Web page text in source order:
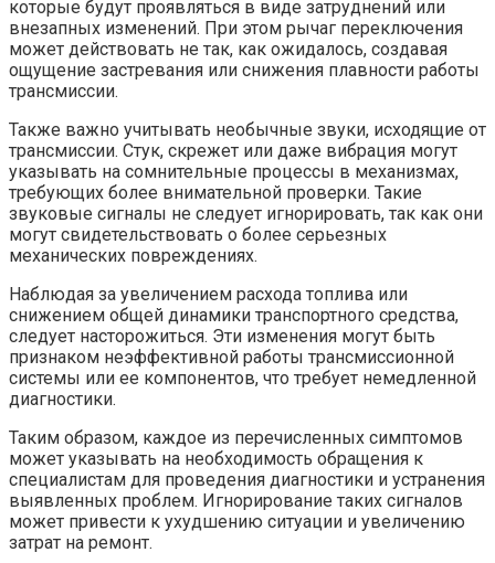
которые будут проявляться в виде затруднений или
внезапных изменений. При этом рычаг переключения
может действовать не так, как ожидалось, создавая
ощущение застревания или снижения плавности работы
трансмиссии.
Также важно учитывать необычные звуки, исходящие от
трансмиссии. Стук, скрежет или даже вибрация могут
указывать на сомнительные процессы в механизмах,
требующих более внимательной проверки. Такие
звуковые сигналы не следует игнорировать, так как они
могут свидетельствовать о более серьезных
механических повреждениях.
Наблюдая за увеличением расхода топлива или
снижением общей динамики транспортного средства,
следует насторожиться. Эти изменения могут быть
признаком неэффективной работы трансмиссионной
системы или ее компонентов, что требует немедленной
диагностики.
Таким образом, каждое из перечисленных симптомов
может указывать на необходимость обращения к
специалистам для проведения диагностики и устранения
выявленных проблем. Игнорирование таких сигналов
может привести к ухудшению ситуации и увеличению
затрат на ремонт.